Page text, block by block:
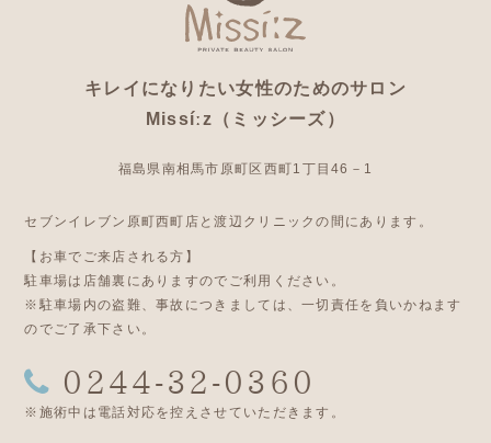
キレイになりたい女性のためのサロン
Missíːz（ミッシーズ）
福島県南相馬市原町区西町1丁目46－1
セブンイレブン原町西町店と渡辺クリニックの間にあります。
【お車でご来店される方】
駐車場は店舗裏にありますのでご利用ください。
※駐車場内の盗難、事故につきましては、一切責任を負いかねます
のでご了承下さい。
0244-32-0360
※施術中は電話対応を控えさせていただきます。